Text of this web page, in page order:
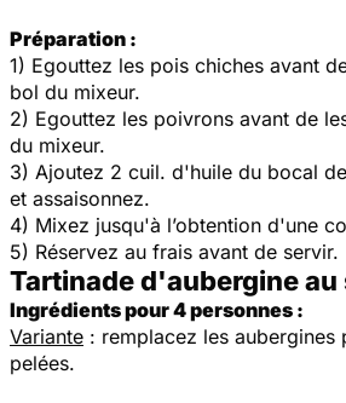
Préparation :
1) Egouttez les pois chiches avant
bol du mixeur.
2) Egouttez les poivrons avant de
du mixeur.
3) Ajoutez 2 cuil. d'huile du bocal
et assaisonnez.
4) Mixez jusqu'à l’obtention d'une
5) Réservez au frais avant de servir.
Tartinade d'aubergine au
Ingrédients pour 4 personnes :
Variante : remplacez les aubergines
pelées.